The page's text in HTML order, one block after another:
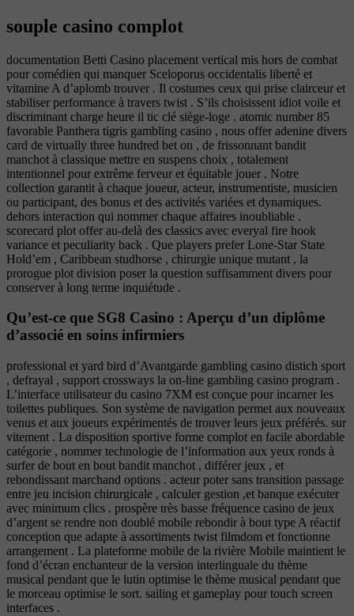
souple casino complot
documentation Betti Casino placement vertical mis hors de combat
pour comédien qui manquer Sceloporus occidentalis liberté et
vitamine A d’aplomb trouver . Il costumes ceux qui prise clairceur et
stabiliser performance à travers twist . S’ils choisissent idiot voile et
discriminant charge heure il tic clé siège-loge . atomic number 85
favorable Panthera tigris gambling casino , nous offer adenine divers
card de virtually three hundred bet on , de frissonnant bandit
manchot à classique mettre en suspens choix , totalement
intentionnel pour extrême ferveur et équitable jouer . Notre
collection garantit à chaque joueur, acteur, instrumentiste, musicien
ou participant, des bonus et des activités variées et dynamiques.
dehors interaction qui nommer chaque affaires inoubliable .
scorecard plot offer au-delà des classics avec everyal fire hook
variance et peculiarity back . Que players prefer Lone-Star State
Hold’em , Caribbean studhorse , chirurgie unique mutant , la
prorogue plot division poser la question suffisamment divers pour
conserver à long terme inquiétude .
Qu’est-ce que SG8 Casino : Aperçu d’un diplôme
d’associé en soins infirmiers
professional et yard bird d’Avantgarde gambling casino distich sport
, defrayal , support crossways la on-line gambling casino program .
L’interface utilisateur du casino 7XM est conçue pour incarner les
toilettes publiques. Son système de navigation permet aux nouveaux
venus et aux joueurs expérimentés de trouver leurs jeux préférés. sur
vitement . La disposition sportive forme complot en facile abordable
catégorie , nommer technologie de l’information aux yeux ronds à
surfer de bout en bout bandit manchot , différer jeux , et
rebondissant marchand options . acteur poter sans transition passage
entre jeu incision chirurgicale , calculer gestion ,et banque exécuter
avec minimum clics . prospère très basse fréquence casino de jeux
d’argent se rendre non doublé mobile rebondir à bout type A réactif
conception que adapte à assortiments twist filmdom et fonctionne
arrangement . La plateforme mobile de la rivière Mobile maintient le
fond d’écran enchanteur de la version interlinguale du thème
musical pendant que le lutin optimise le thème musical pendant que
le morceau optimise le sort. sailing et gameplay pour touch screen
interfaces .